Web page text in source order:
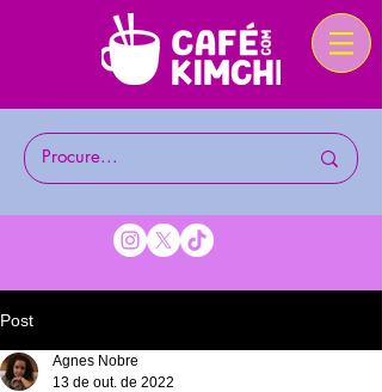
Post
Agnes Nobre
13 de out. de 2022